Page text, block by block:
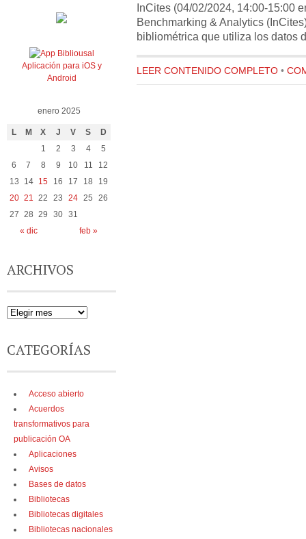
InCites (04/02/2024, 14:00-15:00
Benchmarking & Analytics
bibliométrica que utiliza los datos
LEER CONTENIDO COMPLETO •
Aplicación para iOS y
Android
enero 2025
L M X J V S D
« dic feb »
1 2 3 4
5
6
7 8 9 10 11
12
13
14 15 16 17 18
19
20 21 22 23 24 25
26
27 28 29 30 31
ARCHIVOS
CATEGORÍAS
Acceso abierto
Acuerdos
transformativos para
publicación OA
Aplicaciones
Avisos
Bases de datos
Bibliotecas
Bibliotecas digitales
Bibliotecas nacionales